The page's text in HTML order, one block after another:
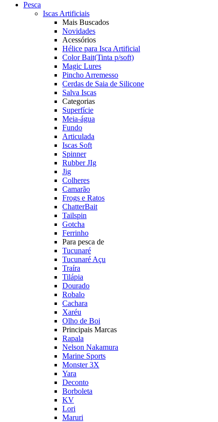
Pesca
Iscas Artificiais
Mais Buscados
Novidades
Acessórios
Hélice para Isca Artificial
Color Bait(Tinta p/soft)
Magic Lures
Pincho Arremesso
Cerdas de Saia de Silicone
Salva Iscas
Categorias
Superfície
Meia-água
Fundo
Articulada
Iscas Soft
Spinner
Rubber JIg
Jig
Colheres
Camarão
Frogs e Ratos
ChatterBait
Tailspin
Gotcha
Ferrinho
Para pesca de
Tucunaré
Tucunaré Açu
Traíra
Tilápia
Dourado
Robalo
Cachara
Xaréu
Olho de Boi
Principais Marcas
Rapala
Nelson Nakamura
Marine Sports
Monster 3X
Yara
Deconto
Borboleta
KV
Lori
Maruri